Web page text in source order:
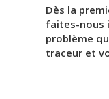
Dès la
faites-nous
problème
traceur et